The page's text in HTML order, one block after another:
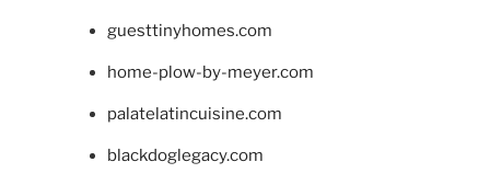
guesttinyhomes.com
home-plow-by-meyer.com
palatelatincuisine.com
blackdoglegacy.com